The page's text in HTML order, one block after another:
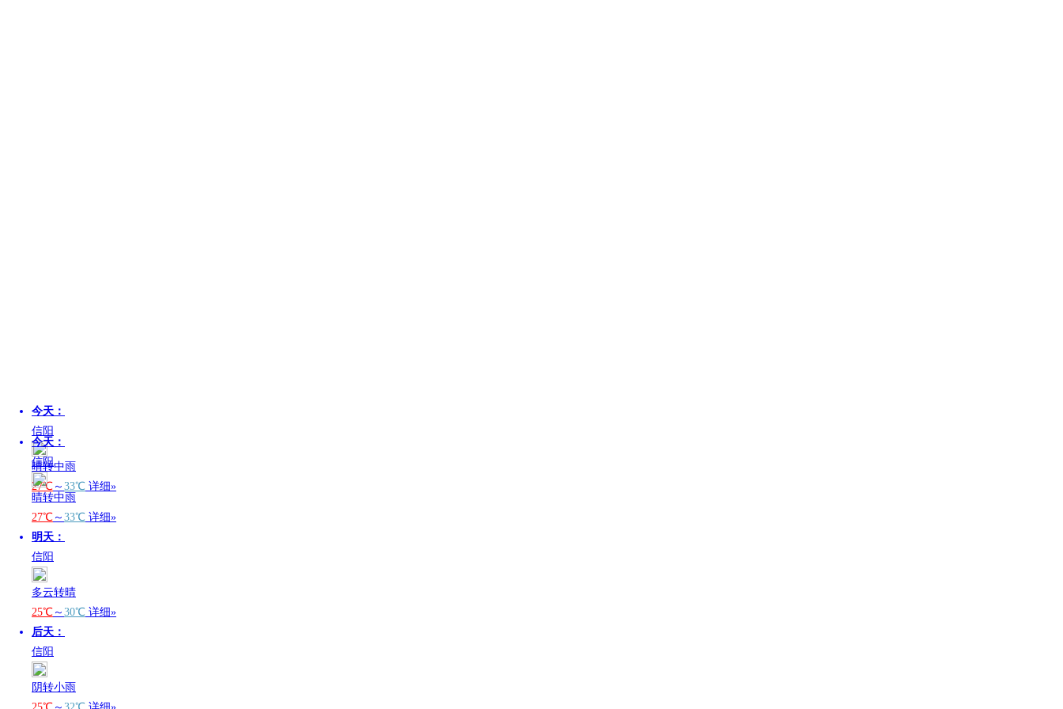
今天：
信阳
晴转中雨
27℃ ～ 33℃ 详细»
今天：
信阳
晴转中雨
27℃ ～ 33℃ 详细»
明天：
信阳
多云转晴
25℃ ～ 30℃ 详细»
后天：
信阳
阴转小雨
25℃ ～ 32℃ 详细»